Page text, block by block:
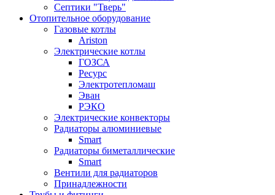
Септики "Тверь"
Отопительное оборудование
Газовые котлы
Ariston
Электрические котлы
ГОЗСА
Ресурс
Электротепломаш
Эван
РЭКО
Электрические конвекторы
Радиаторы алюминиевые
Smart
Радиаторы биметаллические
Smart
Вентили для радиаторов
Принадлежности